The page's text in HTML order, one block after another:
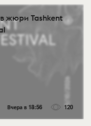
жюри Tashkent
Вчера в 18:56 120